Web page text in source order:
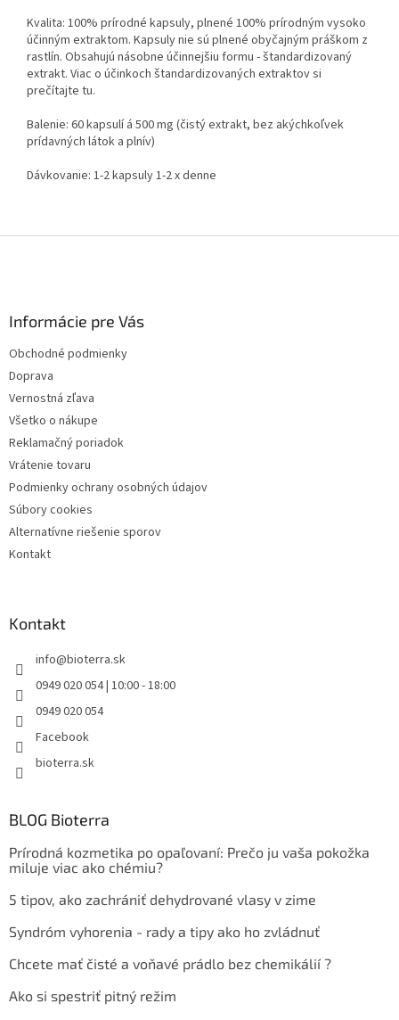
Kvalita: 100% prírodné kapsuly, plnené 100% prírodným vysoko
účinným extraktom. Kapsuly nie sú plnené obyčajným práškom z
rastlín. Obsahujú násobne účinnejšiu formu - štandardizovaný
extrakt. Viac o účinkoch štandardizovaných extraktov si
prečítajte tu.
Balenie: 60 kapsulí á 500 mg (čistý extrakt, bez akýchkoľvek
prídavných látok a plnív)
Dávkovanie: 1-2 kapsuly 1-2 x denne
Informácie pre Vás
Obchodné podmienky
Doprava
Vernostná zľava
Všetko o nákupe
Reklamačný poriadok
Vrátenie tovaru
Podmienky ochrany osobných údajov
Súbory cookies
Alternatívne riešenie sporov
Kontakt
Kontakt
info@bioterra.sk
0949 020 054 | 10:00 - 18:00
0949 020 054
Facebook
bioterra.sk
BLOG Bioterra
Prírodná kozmetika po opaľovaní: Prečo ju vaša pokožka
miluje viac ako chémiu?
5 tipov, ako zachrániť dehydrované vlasy v zime
Syndróm vyhorenia - rady a tipy ako ho zvládnuť
Chcete mať čisté a voňavé prádlo bez chemikálií ?
Ako si spestriť pitný režim